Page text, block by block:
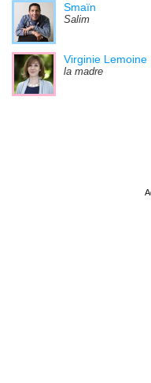
Smaïn
Salim
Virginie Lemoine
la madre